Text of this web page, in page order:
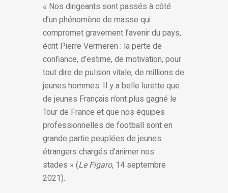
« Nos dirigeants sont passés à côté
d’un phénomène de masse qui
compromet gravement l’avenir du pays,
écrit Pierre Vermeren : la perte de
confiance, d’estime, de motivation, pour
tout dire de pulsion vitale, de millions de
jeunes hommes. Il y a belle lurette que
de jeunes Français n’ont plus gagné le
Tour de France et que nos équipes
professionnelles de football sont en
grande partie peuplées de jeunes
étrangers chargés d’animer nos
stades » (Le Figaro, 14 septembre
2021).